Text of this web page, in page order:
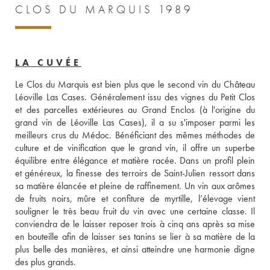
CLOS DU MARQUIS 1989
LA CUVÉE
Le Clos du Marquis est bien plus que le second vin du Château
Léoville Las Cases. Généralement issu des vignes du Petit Clos
et des parcelles extérieures au Grand Enclos (à l'origine du
grand vin de Léoville Las Cases), il a su s'imposer parmi les
meilleurs crus du Médoc. Bénéficiant des mêmes méthodes de
culture et de vinification que le grand vin, il offre un superbe
équilibre entre élégance et matière racée. Dans un profil plein
et généreux, la finesse des terroirs de Saint-Julien ressort dans
sa matière élancée et pleine de raffinement. Un vin aux arômes
de fruits noirs, mûre et confiture de myrtille, l’élevage vient
souligner le très beau fruit du vin avec une certaine classe. Il
conviendra de le laisser reposer trois à cinq ans après sa mise
en bouteille afin de laisser ses tanins se lier à sa matière de la
plus belle des manières, et ainsi atteindre une harmonie digne